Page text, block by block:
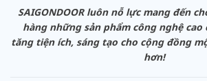
SAIGONDOOR luôn nỗ lực mang đến
hàng những sản phẩm công nghệ cao
tăng tiện ích, sáng tạo cho cộng đồng
hơn!